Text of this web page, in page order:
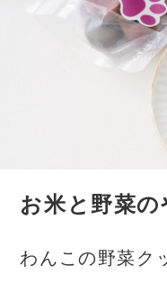
お米と野菜の
わんこの野菜ク